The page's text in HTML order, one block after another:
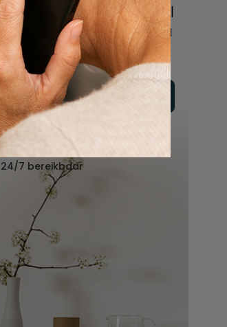
online of bel ons geheel
vrijblijvend voor hulp na
een overlijden.
Vul hier uw wensen in
Of bel ons:
088 - 848 82 27
24/7 bereikbaar